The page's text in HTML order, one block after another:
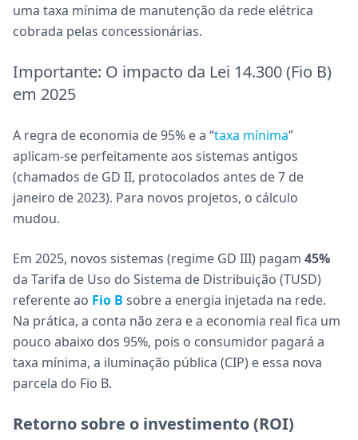
uma taxa mínima de manutenção da rede elétrica
cobrada pelas concessionárias.
Importante: O impacto da Lei 14.300 (Fio B)
em 2025
A regra de economia de 95% e a “taxa mínima”
aplicam-se perfeitamente aos sistemas antigos
(chamados de GD II, protocolados antes de 7 de
janeiro de 2023). Para novos projetos, o cálculo
mudou.
Em 2025, novos sistemas (regime GD III) pagam 45%
da Tarifa de Uso do Sistema de Distribuição (TUSD)
referente ao Fio B sobre a energia injetada na rede.
Na prática, a conta não zera e a economia real fica um
pouco abaixo dos 95%, pois o consumidor pagará a
taxa mínima, a iluminação pública (CIP) e essa nova
parcela do Fio B.
Retorno sobre o investimento (ROI)